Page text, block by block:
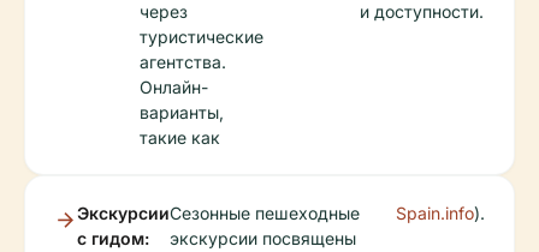
через
туристические
агентства.
Онлайн-
варианты,
такие как
и доступности.
Экскурсии
с гидом:
Сезонные пешеходные
экскурсии посвящены
Spain.info).